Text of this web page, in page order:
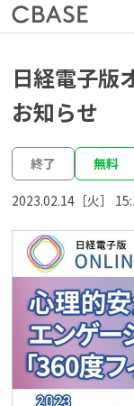
活用シーン
導入事例
HRコラム
お知らせ
会社情報
日経電子版
お知らせ
終了 無料
2023.02.14［火］